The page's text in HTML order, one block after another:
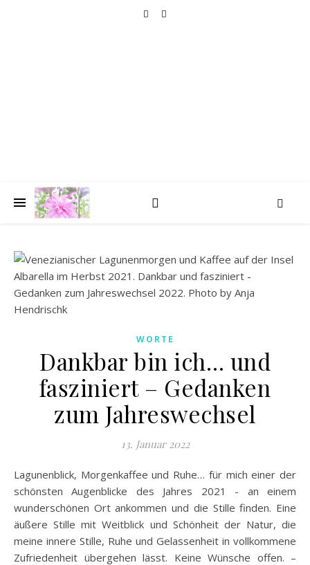
WORTE
Dankbar bin ich… und
fasziniert – Gedanken
zum Jahreswechsel
13. Januar 2022
Lagunenblick, Morgenkaffee und Ruhe… für mich einer der
schönsten Augenblicke des Jahres 2021 - an einem
wunderschönen Ort ankommen und die Stille finden. Eine
äußere Stille mit Weitblick und Schönheit der Natur, die
meine innere Stille, Ruhe und Gelassenheit in vollkommene
Zufriedenheit übergehen lässt. Keine Wünsche offen. –